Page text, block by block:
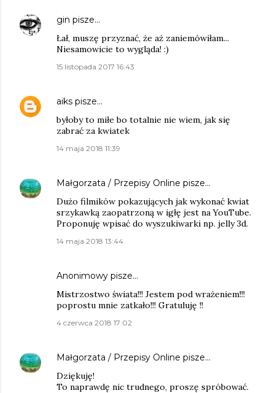
gin pisze…
Łał, muszę przyznać, że aż zaniemówiłam...
Niesamowicie to wygląda! :)
15 listopada 2017 16:43
aiks pisze…
byłoby to miłe bo totalnie nie wiem, jak się
zabrać za kwiatek
14 maja 2018 11:39
Małgorzata / Przepisy Online pisze…
Dużo filmików pokazujących jak wykonać kwiat
srzykawką zaopatrzoną w igłę jest na YouTube.
Proponuję wpisać do wyszukiwarki np. jelly 3d.
14 maja 2018 13:44
Anonimowy pisze…
Mistrzostwo świata!!! Jestem pod wrażeniem!!!
poprostu mnie zatkało!!! Gratuluję !!
4 czerwca 2018 17:02
Małgorzata / Przepisy Online pisze…
Dziękuję!
To naprawdę nic trudnego, proszę spróbować.